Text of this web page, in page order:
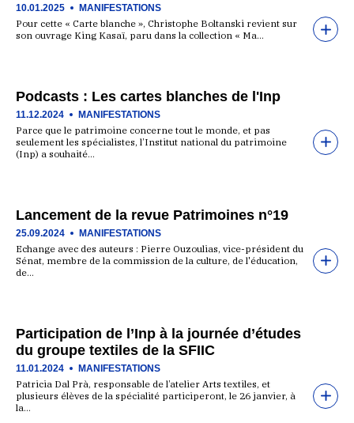
10.01.2025 MANIFESTATIONS
Pour cette « Carte blanche », Christophe Boltanski revient sur
son ouvrage King Kasaï, paru dans la collection « Ma…
Podcasts : Les cartes blanches de l'Inp
11.12.2024 MANIFESTATIONS
Parce que le patrimoine concerne tout le monde, et pas
seulement les spécialistes, l’Institut national du patrimoine
(Inp) a souhaité…
Lancement de la revue Patrimoines n°19
25.09.2024 MANIFESTATIONS
Echange avec des auteurs : Pierre Ouzoulias, vice-président du
Sénat, membre de la commission de la culture, de l'éducation,
de…
Participation de l’Inp à la journée d’études
du groupe textiles de la SFIIC
11.01.2024 MANIFESTATIONS
Patricia Dal Prà, responsable de l’atelier Arts textiles, et
plusieurs élèves de la spécialité participeront, le 26 janvier, à
la…